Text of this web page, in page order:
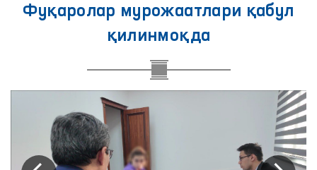
Фуқаролар мурожаатлари қабул
қилинмоқда